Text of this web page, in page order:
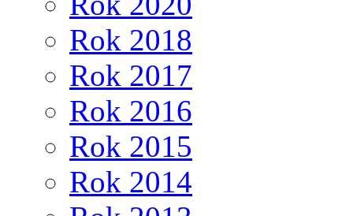
Rok 2018
Rok 2017
Rok 2016
Rok 2015
Rok 2014